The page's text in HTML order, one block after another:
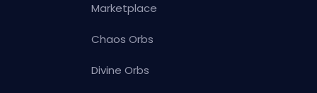
Marketplace
Chaos Orbs
Divine Orbs